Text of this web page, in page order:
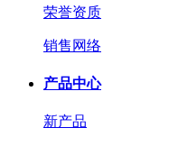
荣誉资质
销售网络
产品中心
新产品